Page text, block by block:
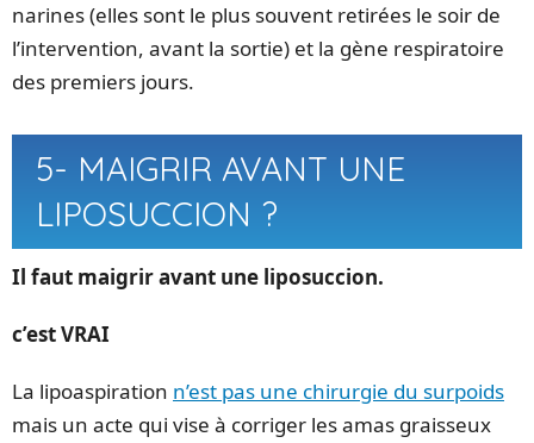
narines (elles sont le plus souvent retirées le soir de
l’intervention, avant la sortie) et la gène respiratoire
des premiers jours.
5- MAIGRIR AVANT UNE
LIPOSUCCION ?
Il faut maigrir avant une liposuccion.
c’est VRAI
La lipoaspiration n’est pas une chirurgie du surpoids
mais un acte qui vise à corriger les amas graisseux